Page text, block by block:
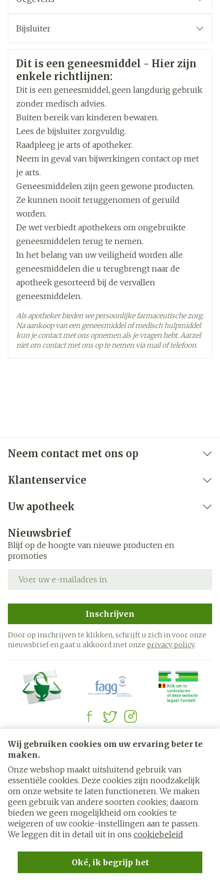
Wij gebruiken cookies om uw ervaring beter te
maken.
Onze webshop maakt uitsluitend gebruik van
essentiële cookies. Deze cookies zijn noodzakelijk
om onze website te laten functioneren. We maken
geen gebruik van andere soorten cookies; daarom
bieden we geen mogelijkheid om cookies te
weigeren of uw cookie-instellingen aan te passen.
We leggen dit in detail uit in ons cookiebeleid
Oké, ik begrijp het
kaliumsparende medicijnen gebruikt voor de
spironolacton in een dosering van 12,5 tot 50 mg
per dag.
andere medicijnen ter behandeling van hoge
bloeddruk, inclusief angiotensine II-
receptorantagonist (ARB), aliskiren (zie ook de
informatie in de rubrieken "Wanneer mag u dit
medicijn niet gebruiken?" en "Wanneer moet u
extra voorzichtig zijn met dit medicijn?" of
diuretica (medicijnen die een vermeerdering
geven van de hoeveelheid urine die de nieren
produceren),
behandeling van diarree (racecadotril) of om
afstoting van getransplanteerde organen te
vermijden (sirolimus, everolimus, temsirolimus
en andere medicijnen die behoren tot de klasse
van de zogenoemde mTor-remmers). Zie rubriek
"Wanneer moet u extra voorzichtig zijn met dit
medicijn?",
langdurig hartfalen). Zie de rubrieken 'Wanneer
mag u dit medicijn niet innemen?' en 'Wanneer
moet u extra voorzichtig zijn met dit medicijn?',
niet-steroïdale ontstekingsremmende
schizofrenie enz. (b.v. tricyclische antidepressiva,
antidepressiva, neuroleptica),
natuurlijke afweermechanisme van het lichaam
onderdrukken)
Met betrekking tot Coveram
Merken Servier Benelux
Breedte 45 mm
Lengte
Diepte 68 mm
Hoeveelheid
Verpakking
30
Actieve
Ingrediënten
perindopril arginine
Behoud
Kamertemperatuur (15°C -
25°C)
Bijsluiter
Duits Frans Frans
Veiligheidsinformatie
Dit is een geneesmiddel - Hier zijn
enkele richtlijnen:
Dit is een geneesmiddel, geen langdurig gebruik
zonder medisch advies.
Buiten bereik van kinderen bewaren.
Lees de bijsluiter zorgvuldig.
Raadpleeg je arts of apotheker.
Neem in geval van bijwerkingen contact op met
je arts.
Geneesmiddelen zijn geen gewone producten.
Ze kunnen nooit teruggenomen of geruild
worden.
De wet verbiedt apothekers om ongebruikte
geneesmiddelen terug te nemen.
In het belang van uw veiligheid worden alle
geneesmiddelen die u terugbrengt naar de
apotheek gesorteerd bij de vervallen
geneesmiddelen.
Als apotheker bieden we persoonlijke farmaceutische zorg.
Na aankoop van een geneesmiddel of medisch hulpmiddel
kun je contact met ons opnemen als je vragen hebt. Aarzel
niet om contact met ons op te nemen via mail of telefoon.
Neem contact met ons op
Klantenservice
Uw apotheek
Nieuwsbrief
Blijf op de hoogte van nieuwe producten en
promoties
Inschrijven
Door op inschrijven te klikken, schrijft u zich in voor onze
nieuwsbrief en gaat u akkoord met onze privacy policy.
Juridische links